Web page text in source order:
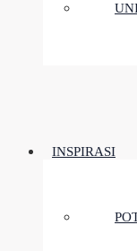
INSPIRASI